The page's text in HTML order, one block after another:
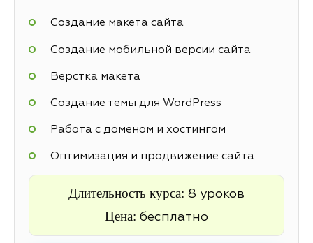
Создание макета сайта
Создание мобильной версии сайта
Верстка макета
Создание темы для WordPress
Работа с доменом и хостингом
Оптимизация и продвижение сайта
Длительность курса: 8 уроков
Цена: бесплатно